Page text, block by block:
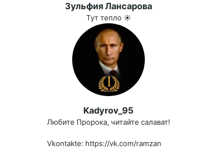
Зульфия Лансарова
Тут тепло ☀️
Kadyrov_95
Любите Пророка, читайте салават!
Vkontakte: https://vk.com/ramzan